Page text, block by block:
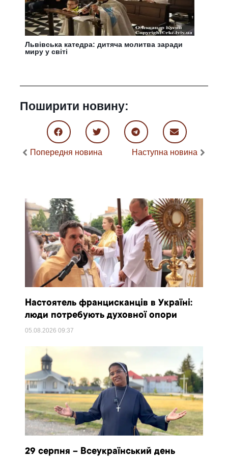
Львівська катедра: дитяча молитва заради
миру у світі
Поширити новину:
Попередня новина Наступна новина
Настоятель францисканців в Україні:
люди потребують духовної опори
05.08.202609:37
29 серпня – Всеукраїнський день